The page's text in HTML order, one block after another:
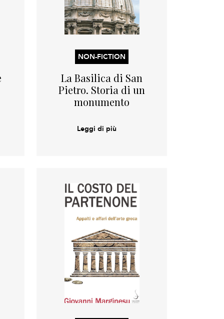
NON-FICTION
La Basilica di San
Pietro. Storia di un
monumento
Leggi di più